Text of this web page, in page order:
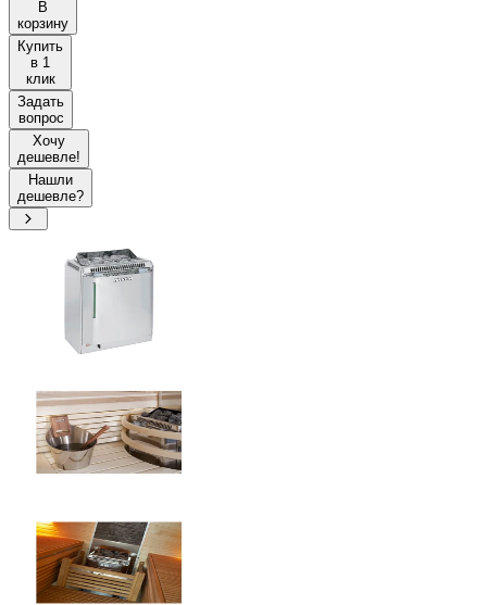
В
корзину
Купить
в 1
клик
Задать
вопрос
Хочу
дешевле!
Нашли
дешевле?